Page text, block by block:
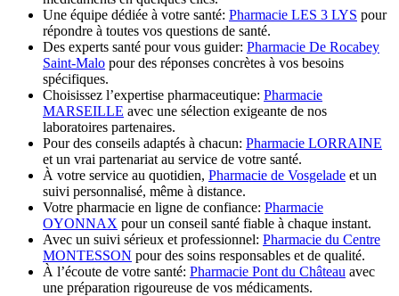
Une équipe dédiée à votre santé: Pharmacie LES 3 LYS pour
répondre à toutes vos questions de santé.
Des experts santé pour vous guider: Pharmacie De Rocabey
Saint-Malo pour des réponses concrètes à vos besoins
spécifiques.
Choisissez l’expertise pharmaceutique: Pharmacie
MARSEILLE avec une sélection exigeante de nos
laboratoires partenaires.
Pour des conseils adaptés à chacun: Pharmacie LORRAINE
et un vrai partenariat au service de votre santé.
À votre service au quotidien, Pharmacie de Vosgelade et un
suivi personnalisé, même à distance.
Votre pharmacie en ligne de confiance: Pharmacie
OYONNAX pour un conseil santé fiable à chaque instant.
Avec un suivi sérieux et professionnel: Pharmacie du Centre
MONTESSON pour des soins responsables et de qualité.
À l’écoute de votre santé: Pharmacie Pont du Château avec
une préparation rigoureuse de vos médicaments.